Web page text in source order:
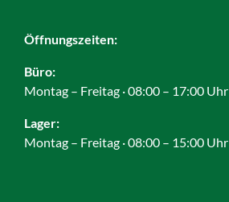
Öffnungszeiten:
Büro:
Montag – Freitag · 08:00 – 17:00 Uhr
Lager:
Montag – Freitag · 08:00 – 15:00 Uhr